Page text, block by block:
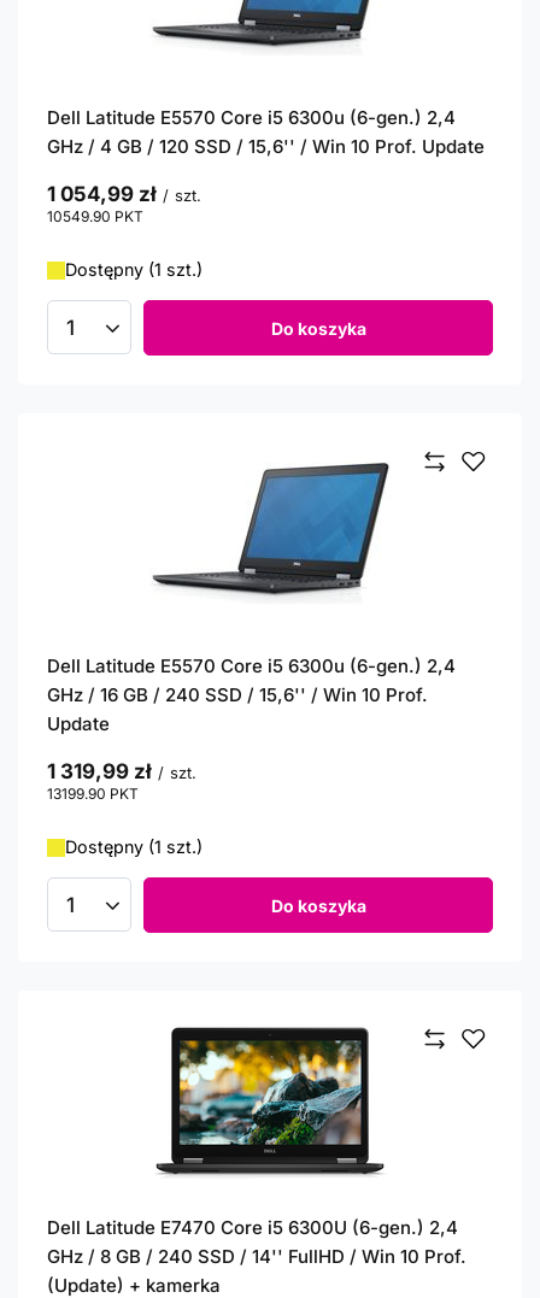
Dell Latitude E5570 Core i5 6300u (6-gen.) 2,4
GHz / 4 GB / 120 SSD / 15,6'' / Win 10 Prof. Update
1 054,99 zł / szt.
10549.90 PKT
Dostępny (1 szt.)
Ilość produktów Do koszyka
Dell Latitude E5570 Core i5 6300u (6-gen.) 2,4
GHz / 16 GB / 240 SSD / 15,6'' / Win 10 Prof.
Update
1 319,99 zł / szt.
13199.90 PKT
Dostępny (1 szt.)
Ilość produktów Do koszyka
Dell Latitude E7470 Core i5 6300U (6-gen.) 2,4
GHz / 8 GB / 240 SSD / 14'' FullHD / Win 10 Prof.
(Update) + kamerka